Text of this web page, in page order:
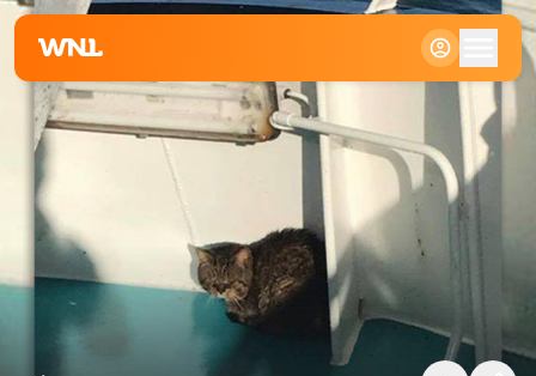
Klein
Standaard
Groot